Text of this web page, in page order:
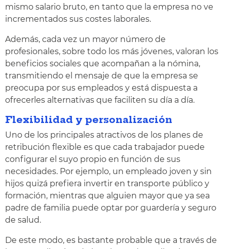
mismo salario bruto, en tanto que la empresa no ve
incrementados sus costes laborales.
Además, cada vez un mayor número de
profesionales, sobre todo los más jóvenes, valoran los
beneficios sociales que acompañan a la nómina,
transmitiendo el mensaje de que la empresa se
preocupa por sus empleados y está dispuesta a
ofrecerles alternativas que faciliten su día a día.
Flexibilidad y personalización
Uno de los principales atractivos de los planes de
retribución flexible es que cada trabajador puede
configurar el suyo propio en función de sus
necesidades. Por ejemplo, un empleado joven y sin
hijos quizá prefiera invertir en transporte público y
formación, mientras que alguien mayor que ya sea
padre de familia puede optar por guardería y seguro
de salud.
De este modo, es bastante probable que a través de